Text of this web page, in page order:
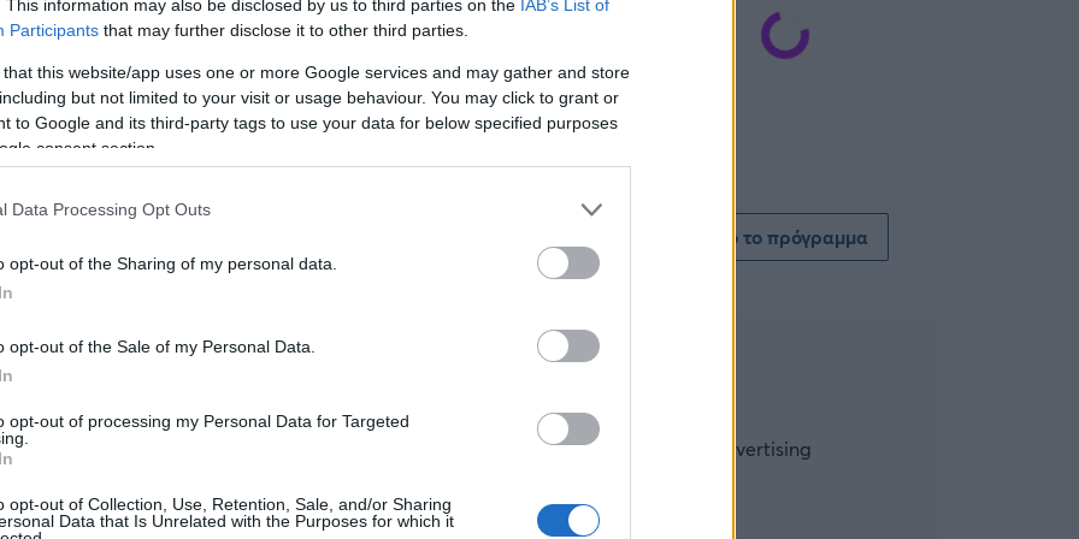
This information may also be disclosed by us to third parties on the IAB’s List of
Participants that may further disclose it to other third parties.
that this website/app uses one or more Google services and may gather and store
but not limited to your visit or usage behaviour. You may click to grant or
to Google and its third-party tags to use your data for below specified purposes
consent section.
Data Processing Opt Outs
opt-out of the Sharing of my personal data.
opt-out of the Sale of my Personal Data.
opt-out of processing my Personal Data for Targeted
opt-out of Collection, Use, Retention, Sale, and/or Sharing
Data that Is Unrelated with the Purposes for which it
σχεδιαστικές λεπτομέρειες. Οι
μέσα στο καλοκαίρι.
Δείτε όλο το πρόγραμμα